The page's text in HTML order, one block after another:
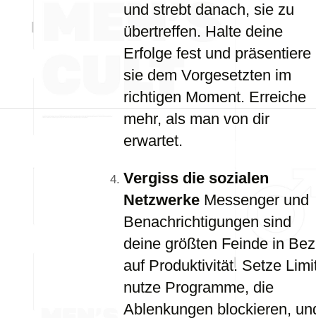
und strebt danach, sie zu
übertreffen. Halte deine
Erfolge fest und präsentiere
sie dem Vorgesetzten im
richtigen Moment. Erreiche
mehr, als man von dir
erwartet.
Vergiss die sozialen
Netzwerke Messenger und
Benachrichtigungen sind
deine größten Feinde in
auf Produktivität. Setze
nutze Programme, die
Ablenkungen blockieren,